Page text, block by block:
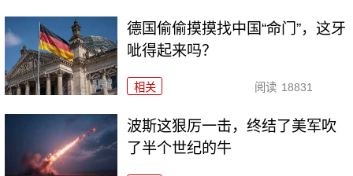
德国偷偷摸摸找中国“命门”，这牙
呲得起来吗？
相关 阅读 18831
波斯这狠厉一击，终结了美军吹
了半个世纪的牛